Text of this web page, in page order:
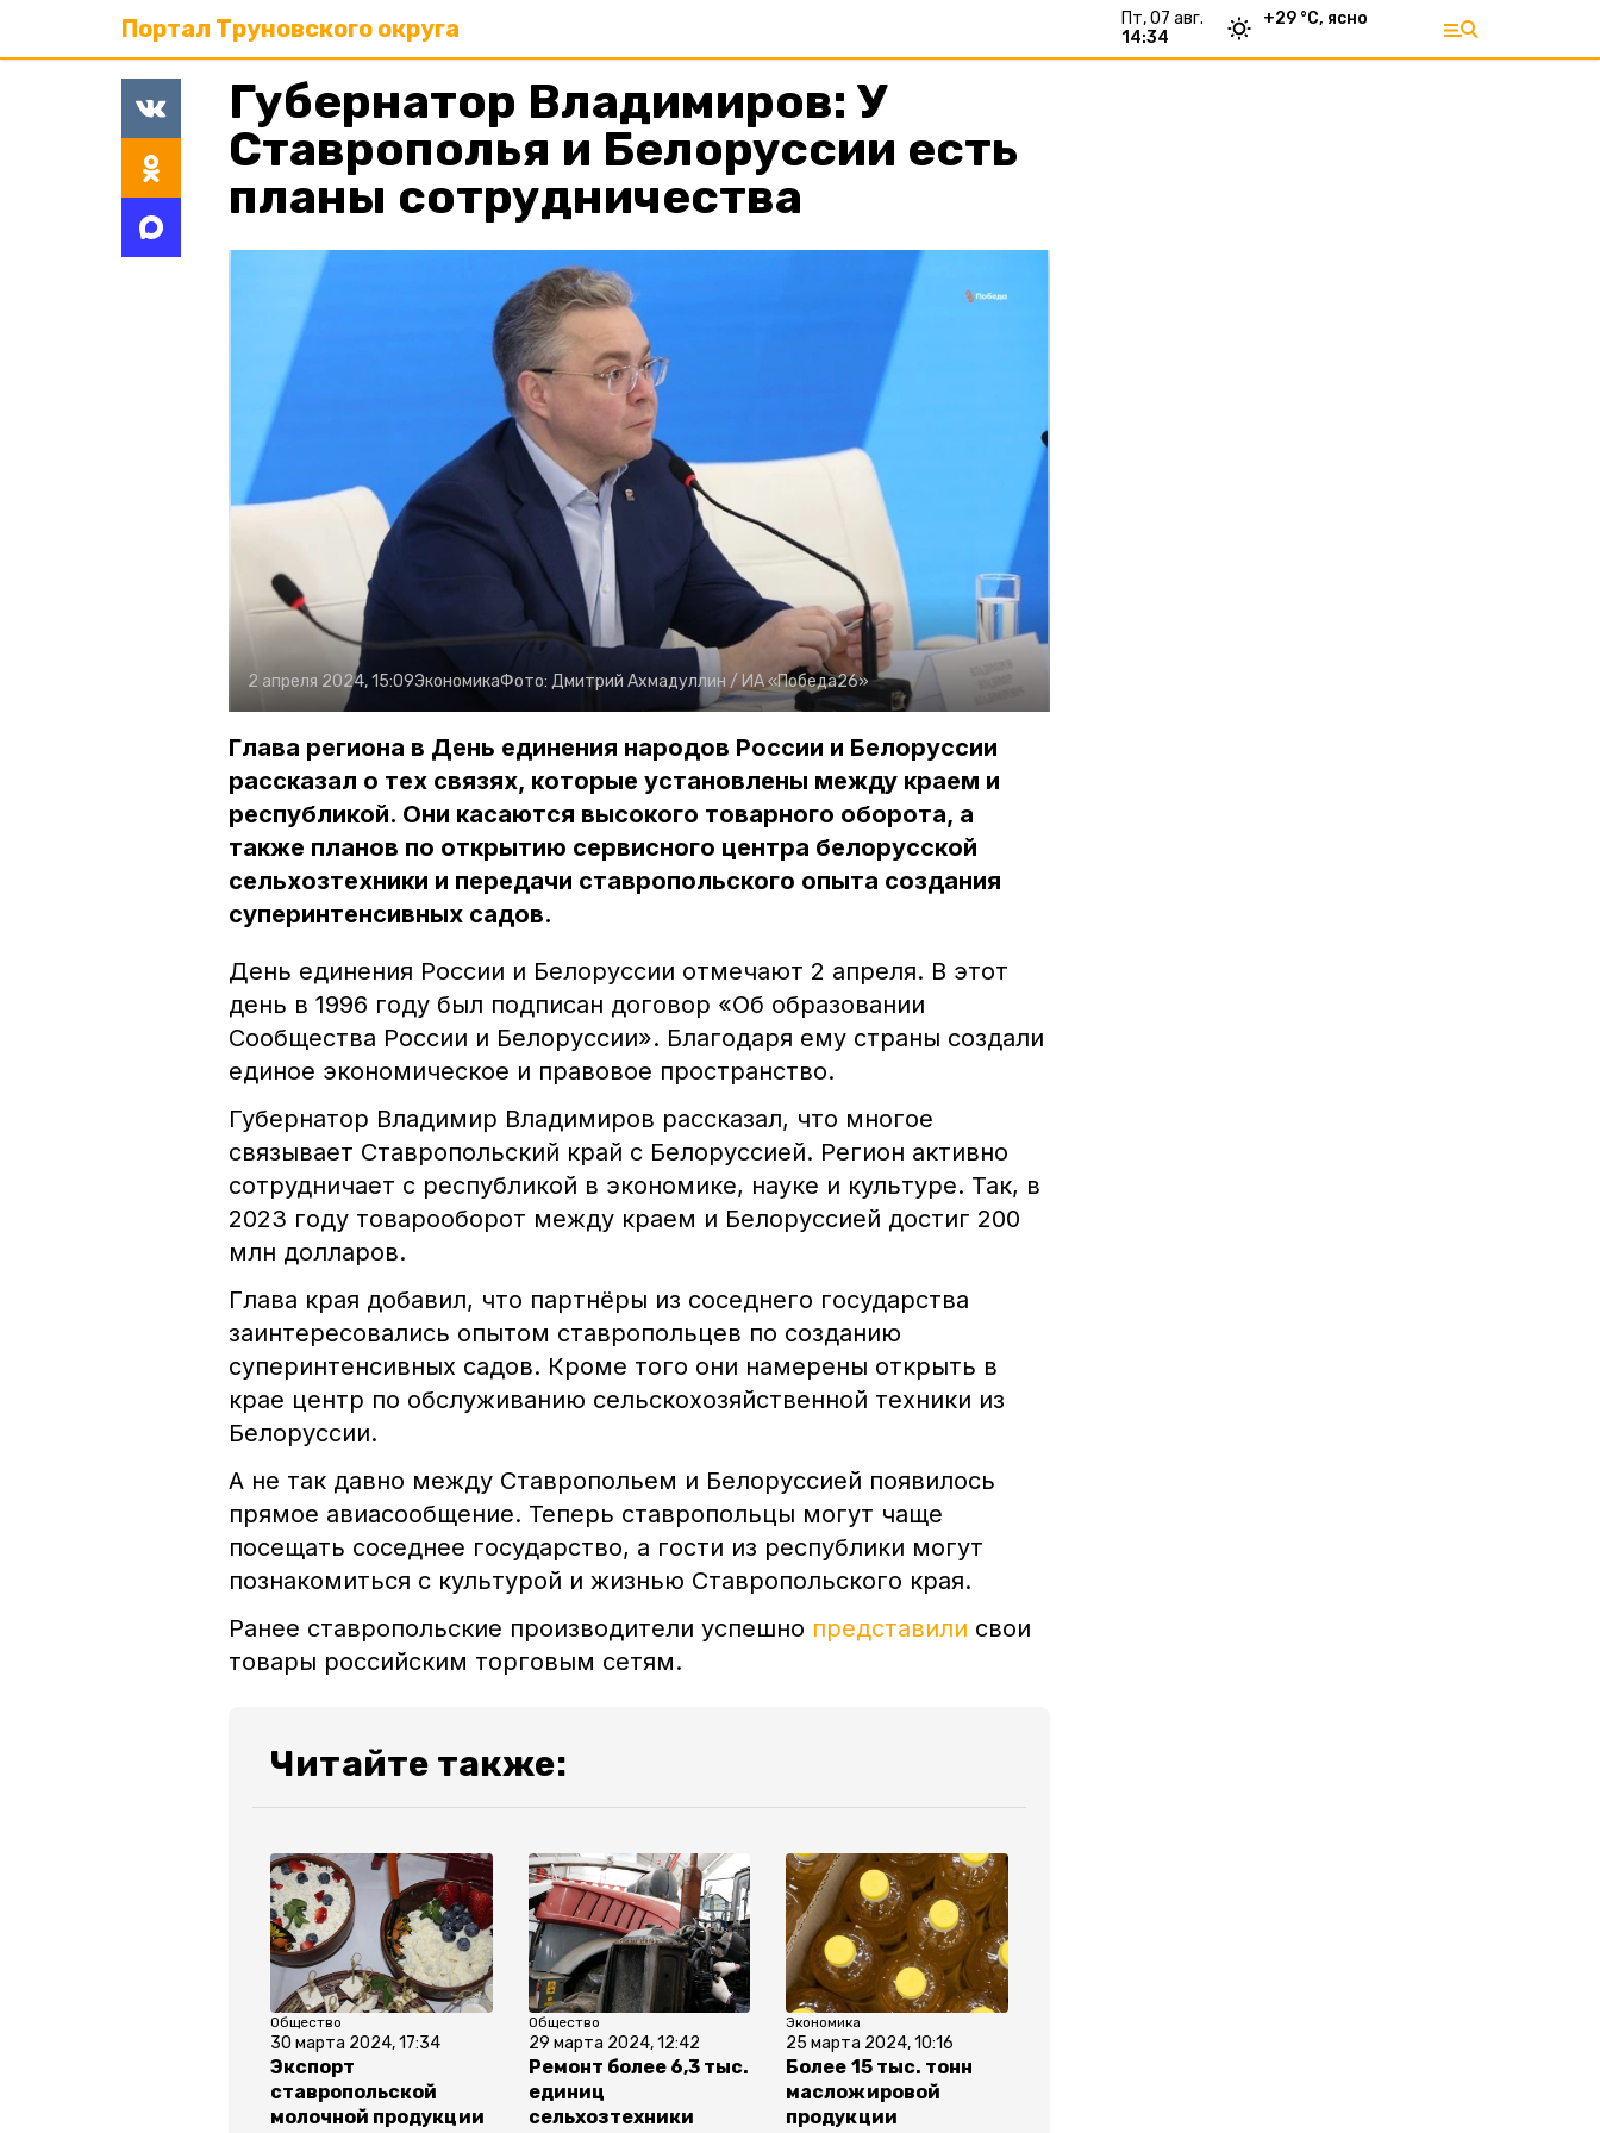
Портал Труновского округа
пт, 07 авг.
14:34
+29 °С, ясно
Губернатор Владимиров: У
Ставрополья и Белоруссии есть
планы сотрудничества
2 апреля 2024, 15:09ЭкономикаФото: Дмитрий Ахмадуллин / ИА «Победа26»
Глава региона в День единения народов России и Белоруссии
рассказал о тех связях, которые установлены между краем и
республикой. Они касаются высокого товарного оборота, а
также планов по открытию сервисного центра белорусской
сельхозтехники и передачи ставропольского опыта создания
суперинтенсивных садов.
День единения России и Белоруссии отмечают 2 апреля. В этот
день в 1996 году был подписан договор «Об образовании
Сообщества России и Белоруссии». Благодаря ему страны создали
единое экономическое и правовое пространство.
Губернатор Владимир Владимиров рассказал, что многое
связывает Ставропольский край с Белоруссией. Регион активно
сотрудничает с республикой в экономике, науке и культуре. Так, в
2023 году товарооборот между краем и Белоруссией достиг 200
млн долларов.
Глава края добавил, что партнёры из соседнего государства
заинтересовались опытом ставропольцев по созданию
суперинтенсивных садов. Кроме того они намерены открыть в
крае центр по обслуживанию сельскохозяйственной техники из
Белоруссии.
А не так давно между Ставропольем и Белоруссией появилось
прямое авиасообщение. Теперь ставропольцы могут чаще
посещать соседнее государство, а гости из республики могут
познакомиться с культурой и жизнью Ставропольского края.
Ранее ставропольские производители успешно представили свои
товары российским торговым сетям.
Читайте также:
Общество
30 марта 2024, 17:34
Экспорт
ставропольской
молочной продукции
Общество
29 марта 2024, 12:42
Ремонт более 6,3 тыс.
единиц
сельхозтехники
Экономика
25 марта 2024, 10:16
Более 15 тыс. тонн
масложировой
продукции